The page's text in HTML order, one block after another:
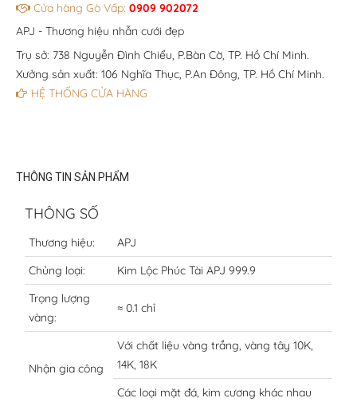
Cửa hàng Gò Vấp: 0909 902072
APJ - Thương hiệu nhẫn cưới đẹp
Trụ sở: 738 Nguyễn Đình Chiểu, P.Bàn Cờ, TP. Hồ Chí Minh.
Xưởng sản xuất: 106 Nghĩa Thục, P.An Đông, TP. Hồ Chí Minh.
HỆ THỐNG CỬA HÀNG
THÔNG TIN SẢN PHẨM
THÔNG SỐ
Thương hiệu:
APJ
Chủng loại:
Kim Lộc Phúc Tài APJ 999.9
Trọng lượng
vàng:
≈ 0.1 chỉ
Nhận gia công
Với chất liệu vàng trắng, vàng tây 10K,
14K, 18K
Các loại mặt đá, kim cương khác nhau